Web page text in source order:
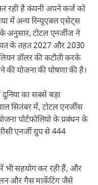
रही है कंपनी अपने कर्ज को
में अन्य रिन्यूएबल एसेट्स
के अनुसार, टोटल एनर्जीज ने
के तहत 2027 और 2030
डॉलर की कटौती करके
की योजना की घोषणा की है।
दुनिया का सबसे बड़ा
सितंबर में, टोटल एनर्जीस
पोर्टफोलियो के प्रबंधन के
एनर्जी ग्रुप से 444
में भी सहयोग कर रही हैं, और
और गैस मार्केटिंग जैसे